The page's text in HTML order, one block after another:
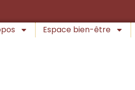
Espace bien-être